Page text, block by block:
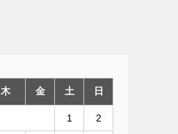
木 金 土 日
1 2